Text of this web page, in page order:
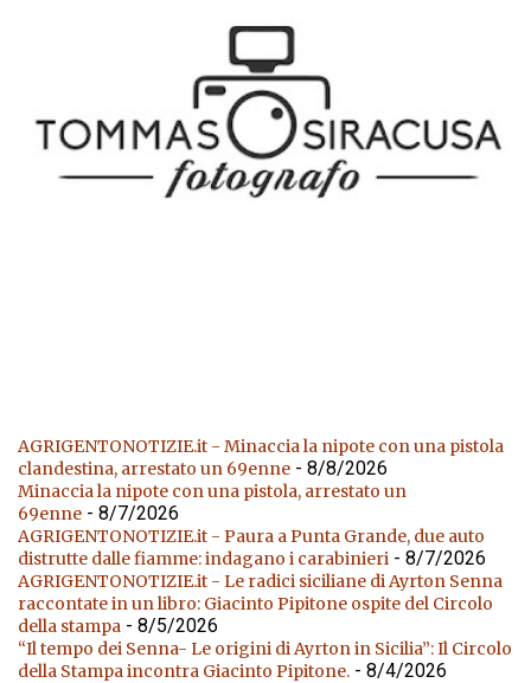
AGRIGENTONOTIZIE.it - Minaccia la nipote con una pistola
clandestina, arrestato un 69enne - 8/8/2026
Minaccia la nipote con una pistola, arrestato un
69enne - 8/7/2026
AGRIGENTONOTIZIE.it - Paura a Punta Grande, due auto
distrutte dalle fiamme: indagano i carabinieri - 8/7/2026
AGRIGENTONOTIZIE.it - Le radici siciliane di Ayrton Senna
raccontate in un libro: Giacinto Pipitone ospite del Circolo
della stampa - 8/5/2026
“Il tempo dei Senna- Le origini di Ayrton in Sicilia”: Il Circolo
della Stampa incontra Giacinto Pipitone. - 8/4/2026